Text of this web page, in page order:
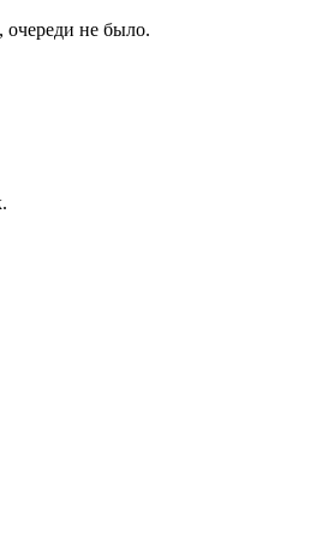
не было.